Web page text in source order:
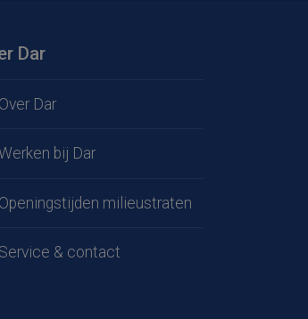
Dar
Over Dar
bij Dar
Openingstijden milieustraten
Service & contact